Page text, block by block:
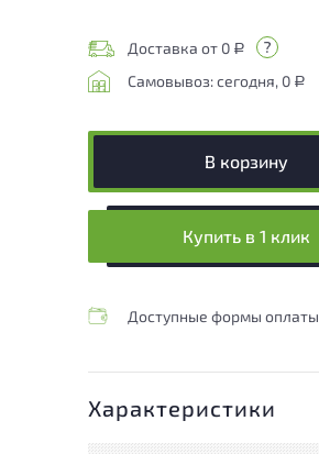
Доставка от 0 Р
Самовывоз: сегодня, 0 Р
В корзину
Купить в 1 клик
Доступные формы оплаты
Характеристики